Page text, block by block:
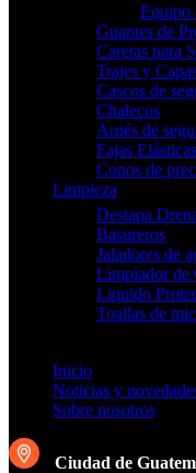
Equipo
Guantes de
Caretas para
Trajes y
Cascos de
Chalecos
Arnés de
Fajas
Conos de
Limpieza
Destapa
Basureros
Jaladores de
Limpiador de
Liquido
Toallas de
Inicio
Noticias y
Sobre nosotros
Ciudad de